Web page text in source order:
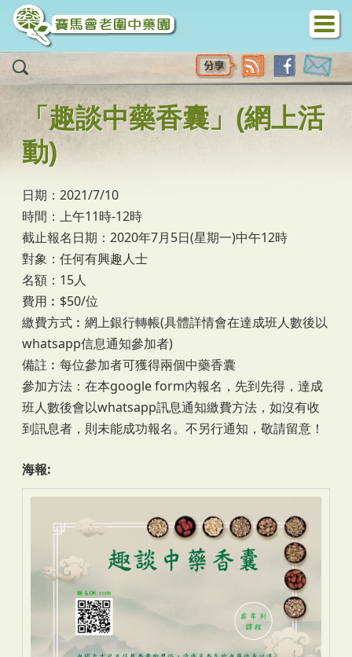
移至主內容
「趣談中藥香囊」(網上活
動)
日期：2021/7/10
時間：上午11時-12時
截止報名日期：2020年7月5日(星期一)中午12時
對象：任何有興趣人士
名額：15人
費用︰$50/位
繳費方式︰網上銀行轉帳(具體詳情會在達成班人數後以
whatsapp信息通知參加者)
備註︰每位參加者可獲得兩個中藥香囊
參加方法：在本google form內報名，先到先得，達成
班人數後會以whatsapp訊息通知繳費方法，如沒有收
到訊息者，則未能成功報名。不另行通知，敬請留意！
海報: